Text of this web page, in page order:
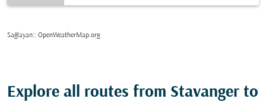
Sağlayan:: OpenWeatherMap.org
Explore all routes from Stavanger to